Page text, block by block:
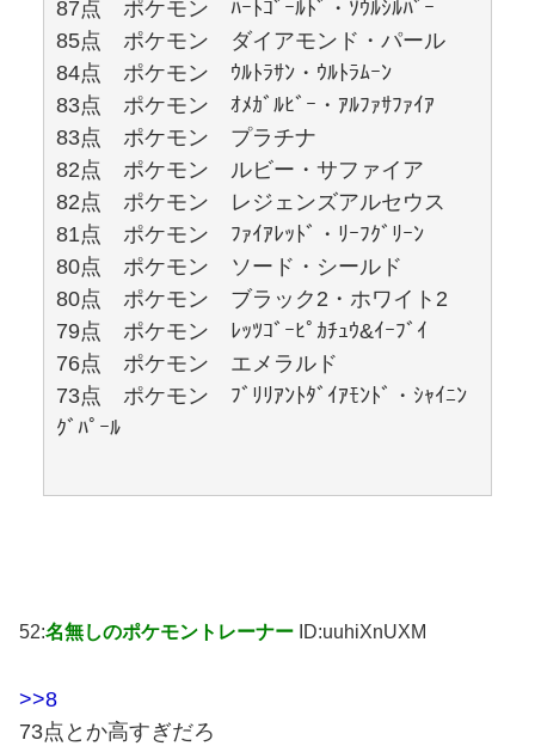
87点 ポケモン ﾊｰﾄｺﾞｰﾙﾄﾞ・ｿｳﾙｼﾙﾊﾞｰ
85点 ポケモン ダイアモンド・パール
84点 ポケモン ｳﾙﾄﾗｻﾝ・ｳﾙﾄﾗﾑｰﾝ
83点 ポケモン ｵﾒｶﾞﾙﾋﾞｰ・ｱﾙﾌｧｻﾌｧｲｱ
83点 ポケモン プラチナ
82点 ポケモン ルビー・サファイア
82点 ポケモン レジェンズアルセウス
81点 ポケモン ﾌｧｲｱﾚｯﾄﾞ・ﾘｰﾌｸﾞﾘｰﾝ
80点 ポケモン ソード・シールド
80点 ポケモン ブラック2・ホワイト2
79点 ポケモン ﾚｯﾂｺﾞｰﾋﾟｶﾁｭｳ&ｲｰﾌﾞｲ
76点 ポケモン エメラルド
73点 ポケモン ﾌﾞﾘﾘｱﾝﾄﾀﾞｲｱﾓﾝﾄﾞ・ｼｬｲﾆﾝ
ｸﾞﾊﾟｰﾙ
52:名無しのポケモントレーナー ID:uuhiXnUXM
>>8
73点とか高すぎだろ